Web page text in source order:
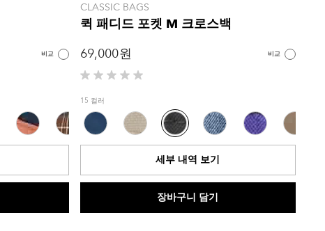
비교
CLASSIC BAGS
퀵 패디드 포켓 M 크로스백
69,000 원
비교
별
5
중
0.0
개
니
15 컬러
세부 내역 보기
장바구니 담기